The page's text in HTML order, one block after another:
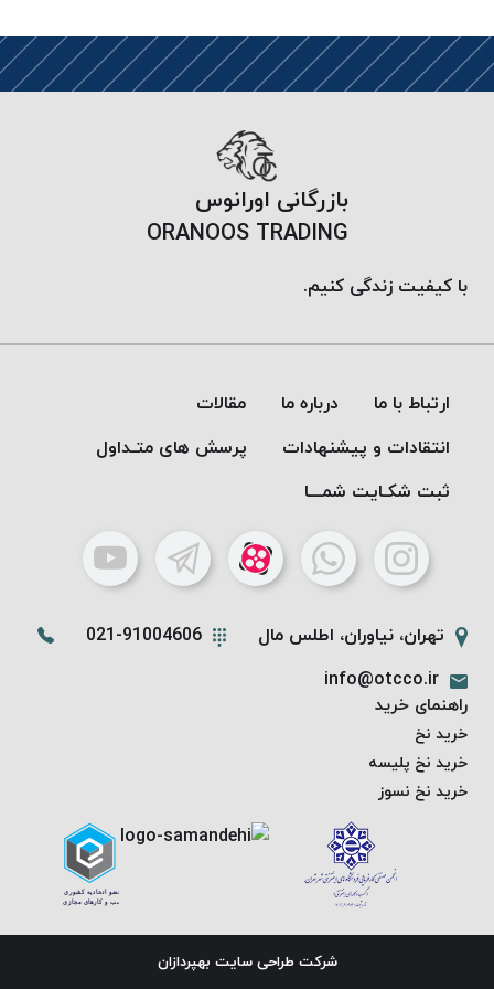
PPLUS
نخ
KORD
BETA
های
ونتو
VENTO
PARMA
دستبندی
DOVE
FILKRISTAL
نخ
نسوز
Aramid
Para-
Aramid
بازرگانی اورانوس
ORANOOS TRADING
با کیفیت زندگی کنیم.
ارتباط با ما درباره ما
مقالات
انتقادات و پیشنهادات
پرسش های متـداول
ثبت شکـایت شمـــا
تهران، نیاوران، اطلس مال
021-91004606
info@otcco.ir
راهنمای خرید
خرید نخ
خرید نخ پلیسه
خرید نخ نسوز
شرکت طراحی سایت بهپردازان